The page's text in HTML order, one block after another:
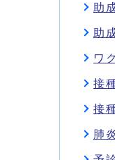
助
助
ワ
接
接
肺